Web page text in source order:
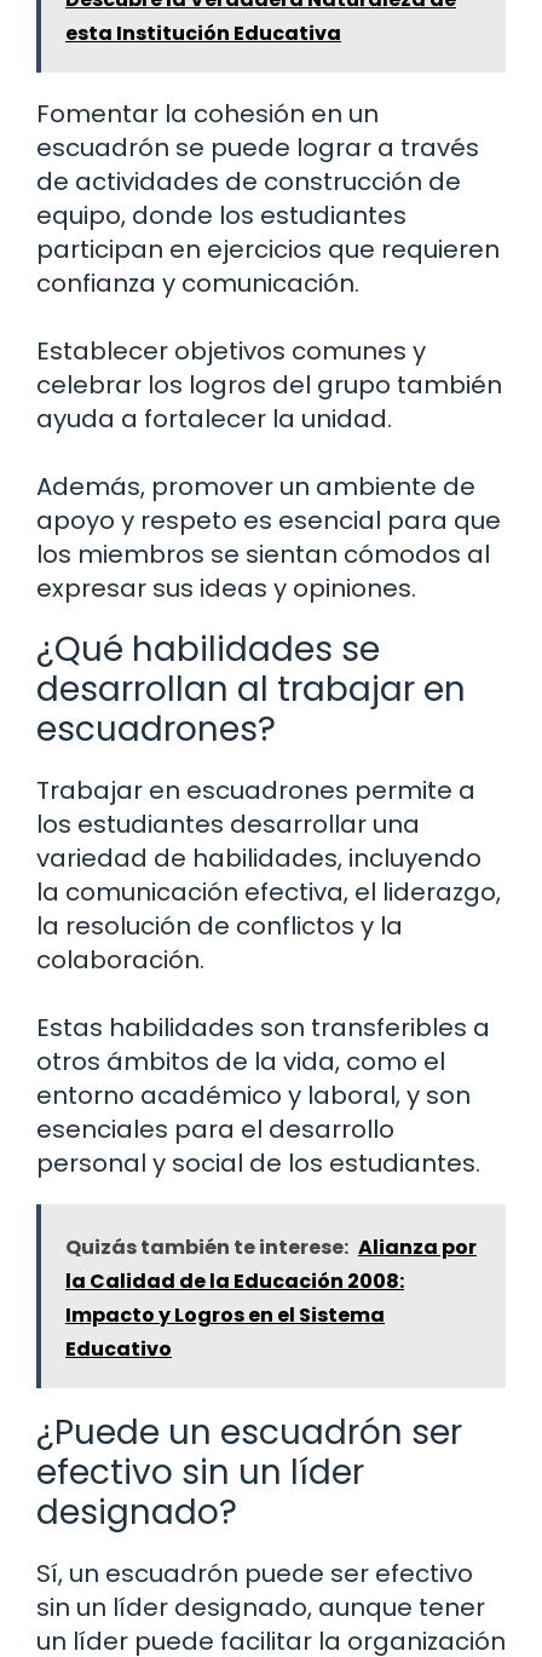
esta Institución Educativa
Fomentar la cohesión en un
escuadrón se puede lograr a través
de actividades de construcción de
equipo, donde los estudiantes
participan en ejercicios que requieren
confianza y comunicación.
Establecer objetivos comunes y
celebrar los logros del grupo también
ayuda a fortalecer la unidad.
Además, promover un ambiente de
apoyo y respeto es esencial para que
los miembros se sientan cómodos al
expresar sus ideas y opiniones.
¿Qué habilidades se
desarrollan al trabajar en
escuadrones?
Trabajar en escuadrones permite a
los estudiantes desarrollar una
variedad de habilidades, incluyendo
la comunicación efectiva, el liderazgo,
la resolución de conflictos y la
colaboración.
Estas habilidades son transferibles a
otros ámbitos de la vida, como el
entorno académico y laboral, y son
esenciales para el desarrollo
personal y social de los estudiantes.
Quizás también te interese: Alianza por
la Calidad de la Educación 2008:
Impacto y Logros en el Sistema
Educativo
¿Puede un escuadrón ser
efectivo sin un líder
designado?
Sí, un escuadrón puede ser efectivo
sin un líder designado, aunque tener
un líder puede facilitar la organización